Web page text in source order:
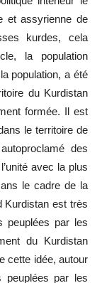
et assyrienne de
kurdes, cela
la population
population, a été
du Kurdistan
formée. Il est
le territoire de
des
’unité avec la plus
le cadre de la
Kurdistan est très
peuplées par les
du Kurdistan
cette idée, autour
peuplées par les